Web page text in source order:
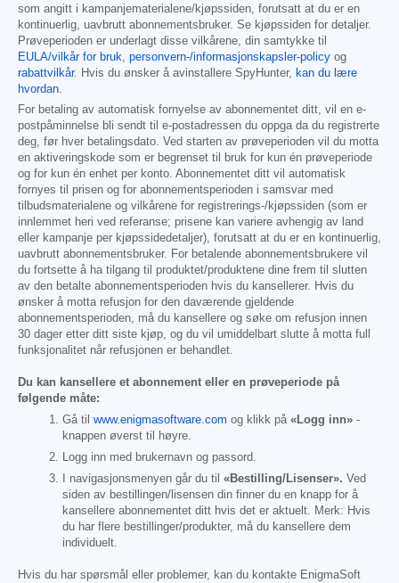
som angitt i kampanjematerialene/kjøpssiden, forutsatt at du er en
kontinuerlig, uavbrutt abonnementsbruker. Se kjøpssiden for detaljer.
Prøveperioden er underlagt disse vilkårene, din samtykke til
EULA/vilkår for bruk
personvern-/informasjonskapsler-policy og
rabattvilkår. Hvis du ønsker å avinstallere SpyHunter,
kan du lære
hvordan
For betaling av automatisk fornyelse av abonnementet ditt, vil en e-
postpåminnelse bli sendt til e-postadressen du oppga da du registrerte
deg, før hver betalingsdato. Ved starten av prøveperioden vil du motta
en aktiveringskode som er begrenset til bruk for kun én prøveperiode
og for kun én enhet per konto. Abonnementet ditt vil automatisk
fornyes til prisen og for abonnementsperioden i samsvar med
tilbudsmaterialene og vilkårene for registrerings-/kjøpssiden (som er
innlemmet heri ved referanse; prisene kan variere avhengig av land
eller kampanje per kjøpssidedetaljer), forutsatt at du er en kontinuerlig,
uavbrutt abonnementsbruker. For betalende abonnementsbrukere vil
du fortsette å ha tilgang til produktet/produktene dine frem til slutten
av den betalte abonnementsperioden hvis du kansellerer. Hvis du
ønsker å motta refusjon for den daværende gjeldende
abonnementsperioden, må du kansellere og søke om refusjon innen
30 dager etter ditt siste kjøp, og du vil umiddelbart slutte å motta full
funksjonalitet når refusjonen er behandlet.
Du kan kansellere et abonnement eller en prøveperiode på
følgende måte:
Gå til www.enigmasoftware.com og klikk på «Logg inn» -
knappen øverst til høyre.
Logg inn med brukernavn og passord.
I navigasjonsmenyen går du til «Bestilling/Lisenser». Ved
siden av bestillingen/lisensen din finner du en knapp for å
kansellere abonnementet ditt hvis det er aktuelt. Merk: Hvis
du har flere bestillinger/produkter, må du kansellere dem
individuelt.
Hvis du har spørsmål eller problemer, kan du kontakte EnigmaSoft